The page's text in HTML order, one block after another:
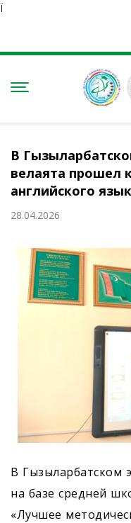
Ï
В
велаята прошел
английского
28.04.2026
В Гызыларбатском
на базе средней
«Лучшее